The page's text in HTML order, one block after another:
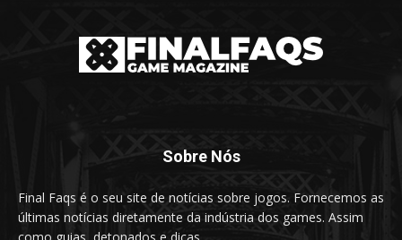
Sobre Nós
Final Faqs é o seu site de notícias sobre jogos. Fornecemos as
últimas notícias diretamente da indústria dos games. Assim